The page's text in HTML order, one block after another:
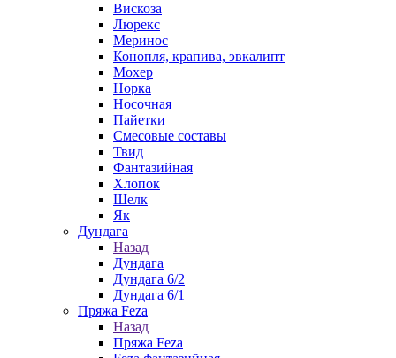
Вискоза
Люрекс
Меринос
Конопля, крапива, эвкалипт
Мохер
Норка
Носочная
Пайетки
Смесовые составы
Твид
Фантазийная
Хлопок
Шелк
Як
Дундага
Назад
Дундага
Дундага 6/2
Дундага 6/1
Пряжа Feza
Назад
Пряжа Feza